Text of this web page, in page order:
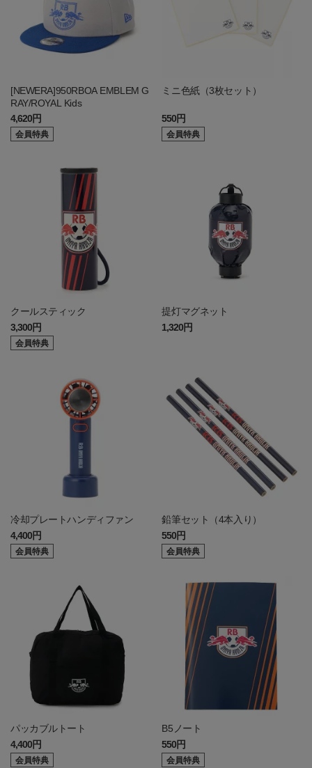
[NEWERA]950RBOA EMBLEM G
RAY/ROYAL Kids
4,620円
会員特典
ミニ色紙（3枚セット）
550円
会員特典
クールスティック
3,300円
会員特典
提灯マグネット
1,320円
冷却プレートハンディファン
4,400円
会員特典
鉛筆セット（4本入り）
550円
会員特典
パッカブルトート
4,400円
会員特典
B5ノート
550円
会員特典